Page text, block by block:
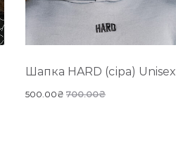
Шапка HARD (сіра) Unisex
700.00₴
500.00₴